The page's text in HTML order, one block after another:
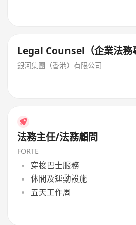
Legal Counsel（企業法務
銀河集團（香港）有限公司
法務主任/法務顧問
FORTE
穿梭巴士服務
休閒及運動設施
五天工作周